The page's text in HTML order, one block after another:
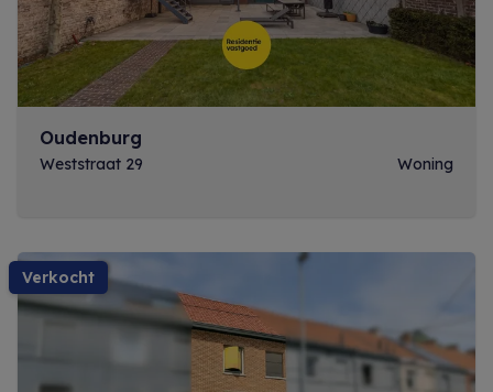
Oudenburg
Weststraat 29 Woning
verkocht